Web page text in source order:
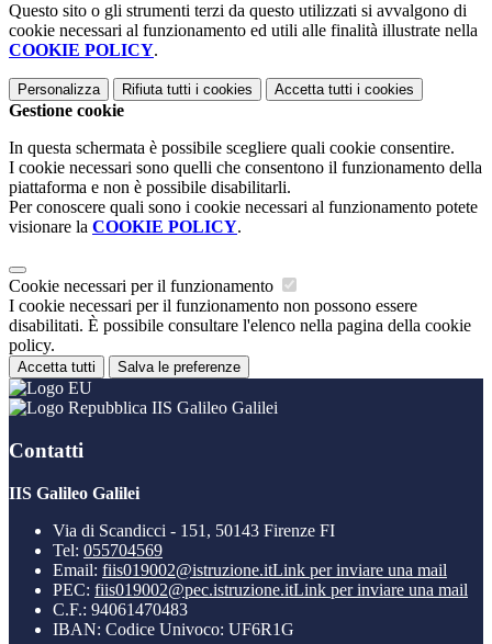
Questo sito o gli strumenti terzi da questo utilizzati si avvalgono di
cookie necessari al funzionamento ed utili alle finalità illustrate nella
COOKIE POLICY.
Personalizza Rifiuta tutti i cookies Accetta tutti i cookies
Gestione cookie
In questa schermata è possibile scegliere quali cookie consentire.
I cookie necessari sono quelli che consentono il funzionamento della
piattaforma e non è possibile disabilitarli.
Per conoscere quali sono i cookie necessari al funzionamento potete
visionare la COOKIE POLICY.
Cookie necessari per il funzionamento
I cookie necessari per il funzionamento non possono essere
disabilitati. È possibile consultare l'elenco nella pagina della cookie
policy.
Accetta tutti Salva le preferenze
IIS Galileo Galilei
Contatti
IIS Galileo Galilei
Via di Scandicci - 151, 50143 Firenze FI
Tel: 055704569
Email: fiis019002@istruzione.itLink per inviare una mail
PEC: fiis019002@pec.istruzione.itLink per inviare una mail
C.F.: 94061470483
IBAN: Codice Univoco: UF6R1G